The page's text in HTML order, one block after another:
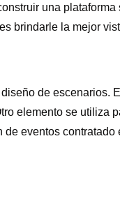
una plataforma
brindarle la mejor
de escenarios.
elemento se utiliza
de eventos contratado